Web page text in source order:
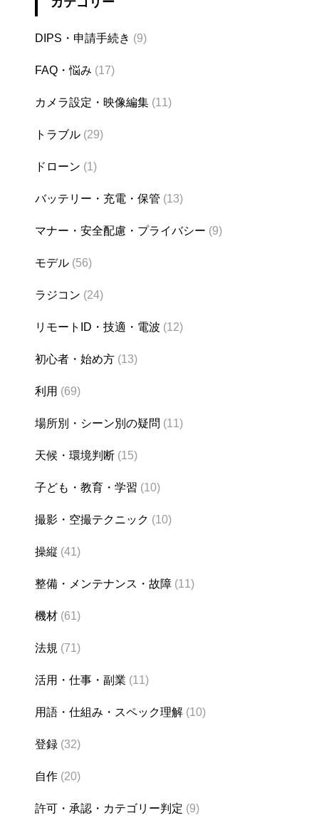
DIPS・申請手続き (9)
FAQ・悩み (17)
カメラ設定・映像編集 (11)
トラブル (29)
ドローン (1)
バッテリー・充電・保管 (13)
マナー・安全配慮・プライバシー (9)
モデル (56)
ラジコン (24)
リモートID・技適・電波 (12)
初心者・始め方 (13)
利用 (69)
場所別・シーン別の疑問 (11)
天候・環境判断 (15)
子ども・教育・学習 (10)
撮影・空撮テクニック (10)
操縦 (41)
整備・メンテナンス・故障 (11)
機材 (61)
法規 (71)
活用・仕事・副業 (11)
用語・仕組み・スペック理解 (10)
登録 (32)
自作 (20)
許可・承認・カテゴリー判定 (9)